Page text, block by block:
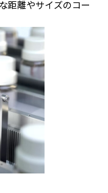
距離やサイズのコー